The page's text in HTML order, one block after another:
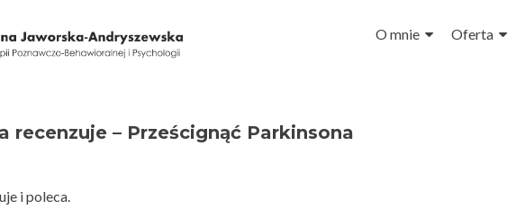
O mnie
Oferta
recenzuje – Prześcignąć Parkinsona
i poleca.